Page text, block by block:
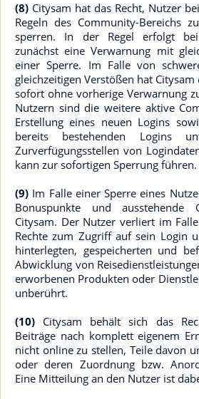
(8) Citysam hat das Recht, Nutzer
Regeln des Community-Bereichs
sperren. In der Regel erfolgt
zunächst eine Verwarnung mit
einer Sperre. Im Falle von
gleichzeitigen Verstößen hat Citysam
sofort ohne vorherige Verwarnung
Nutzern sind die weitere aktive
Erstellung eines neuen Logins
bereits bestehenden Logins
Zurverfügungsstellen von
kann zur sofortigen Sperrung führen.
(9) Im Falle einer Sperre eines
Bonuspunkte und ausstehende
Citysam. Der Nutzer verliert im
Rechte zum Zugriff auf sein Login
hinterlegten, gespeicherten und
Abwicklung von
erworbenen Produkten oder
unberührt.
(10) Citysam behält sich das
Beiträge nach komplett eigenem
nicht online zu stellen, Teile davon
oder deren Zuordnung bzw.
Eine Mitteilung an den Nutzer ist